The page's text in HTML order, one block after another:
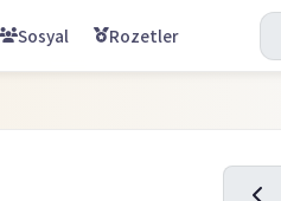
Sosyal Rozetler